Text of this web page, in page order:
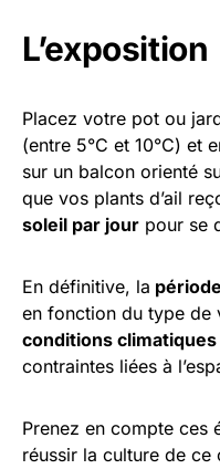
L’exposition
Placez votre pot ou
(entre 5°C et 10°C) et
sur un balcon orienté
que vos plants d’ail
soleil par jour pour se
En définitive, la
en fonction du type de
conditions climatiques
contraintes liées à
Prenez en compte ces
réussir la culture de ce